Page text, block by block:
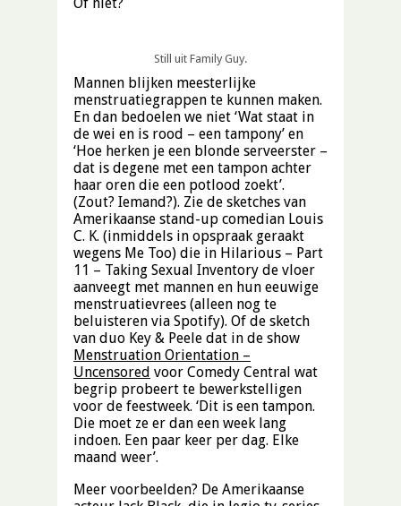
Still uit Family Guy.
Mannen blijken meesterlijke
menstruatiegrappen te kunnen maken.
En dan bedoelen we niet ‘Wat staat in
de wei en is rood – een tampony’ en
‘Hoe herken je een blonde serveerster –
dat is degene met een tampon achter
haar oren die een potlood zoekt’.
(Zout? Iemand?). Zie de sketches van
Amerikaanse stand-up comedian Louis
C. K. (inmiddels in opspraak geraakt
wegens Me Too) die in Hilarious – Part
11 – Taking Sexual Inventory de vloer
aanveegt met mannen en hun eeuwige
menstruatievrees (alleen nog te
beluisteren via Spotify). Of de sketch
van duo Key & Peele dat in de show
Menstruation Orientation –
Uncensored voor Comedy Central wat
begrip probeert te bewerkstelligen
voor de feestweek. ‘Dit is een tampon.
Die moet ze er dan een week lang
indoen. Een paar keer per dag. Elke
maand weer’.
Meer voorbeelden? De Amerikaanse